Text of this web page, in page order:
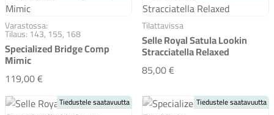
Varastossa:
Tilaus: 143, 155, 168
Specialized Bridge Comp
Mimic
119,00 €Specialized Bridge Comp Mimic
Tilattavissa
Selle Royal Satula Lookin
Stracciatella Relaxed
85,00 €Selle Royal Satula
Tiedustele saatavuutta Tiedustele saatavuutta